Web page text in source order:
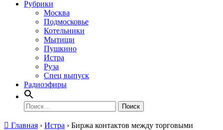
Рубрики
Москва
Подмосковье
Котельники
Мытищи
Пушкино
Истра
Руза
Спец выпуск
Радиоэфиры
Найти:
Главная › Истра › Биржа контактов между торговыми